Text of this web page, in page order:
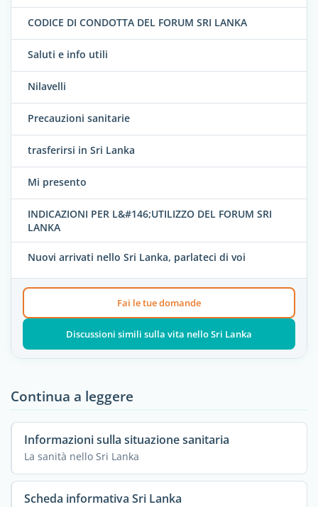
CODICE DI CONDOTTA DEL FORUM SRI LANKA
Saluti e info utili
Nilavelli
Precauzioni sanitarie
trasferirsi in Sri Lanka
Mi presento
INDICAZIONI PER L&#146;UTILIZZO DEL FORUM SRI
LANKA
Nuovi arrivati nello Sri Lanka, parlateci di voi
Fai le tue domande
Discussioni simili sulla vita nello Sri Lanka
Continua a leggere
Informazioni sulla situazione sanitaria
La sanità nello Sri Lanka
Scheda informativa Sri Lanka